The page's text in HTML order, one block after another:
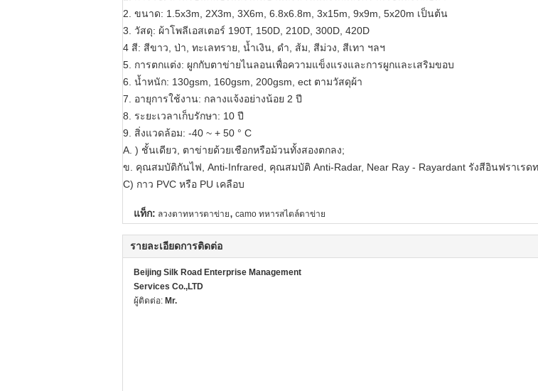
2. ขนาด: 1.5x3m, 2X3m, 3X6m, 6.8x6.8m, 3x15m, 9x9m, 5x20m เป็นต้น
3. วัสดุ: ผ้าโพลีเอสเตอร์ 190T, 150D, 210D, 300D, 420D
4 สี: สีขาว, ป่า, ทะเลทราย, น้ำเงิน, ดำ, ส้ม, สีม่วง, สีเทา ฯลฯ
5. การตกแต่ง: ผูกกับตาข่ายไนลอนเพื่อความแข็งแรงและการผูกและเสริมขอบ
6. น้ำหนัก: 130gsm, 160gsm, 200gsm, ect ตามวัสดุผ้า
7. อายุการใช้งาน: กลางแจ้งอย่างน้อย 2 ปี
8. ระยะเวลาเก็บรักษา: 10 ปี
9. สิ่งแวดล้อม: -40 ~ + 50 ° C
A. ) ชั้นเดียว, ตาข่ายด้วยเชือกหรือม้วนทั้งสองตกลง;
ข. คุณสมบัติกันไฟ, Anti-Infrared, คุณสมบัติ Anti-Radar, Near Ray - Rayardant รังสีอินฟราเร
C) กาว PVC หรือ PU เคลือบ
แท็ก: ลวงตาทหารตาข่าย, camo ทหารสไตล์ตาข่าย
รายละเอียดการติดต่อ
Beijing Silk Road Enterprise Management
Services Co.,LTD
ผู้ติดต่อ: Mr.